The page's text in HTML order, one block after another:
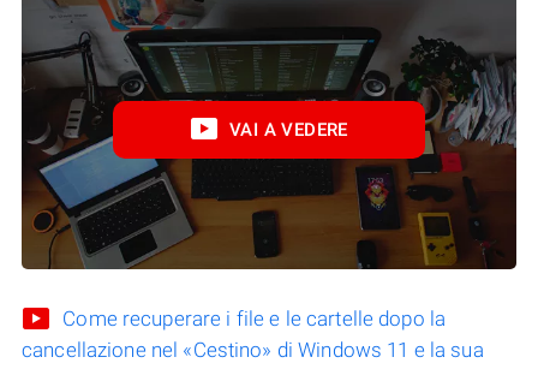
VAI A VEDERE
Come recuperare i file e le cartelle dopo la
cancellazione nel «Cestino» di Windows 11 e la sua